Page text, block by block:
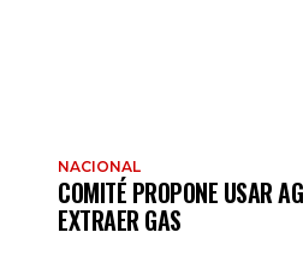
NACIONAL
COMITÉ PROPONE USAR
EXTRAER GAS